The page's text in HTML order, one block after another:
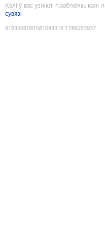
Калі ў вас узніклі праблемы, калі
сувязі
9193008091581543318:1786253937